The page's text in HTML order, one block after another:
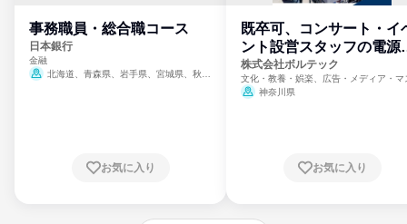
事務職員・総合職コース
日本銀行
金融
北海道、青森県、岩手県、宮城県、秋田
崎県、熊本県、大分県、宮崎県、鹿児島県、
お気に入り
既卒可、コンサート・イ
ント設営スタッフの電源
門
株式会社ボルテック
文化・教養・娯楽、広告・メディア・マ
ミ、電力・ガス・水道・エネルギー
神奈川県
お気に入り